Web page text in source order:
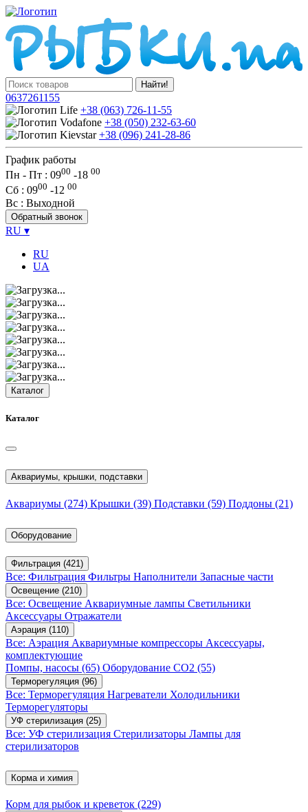
Найти!
0637261155
+38 (063) 726-11-55
+38 (050) 232-63-60
+38 (096) 241-28-86
График работы
Пн - Пт : 0900 -18 00
Сб : 0900 -12 00
Вс : Выходной
Обратный звонок
RU ▾
RU
UA
Каталог
Каталог
Аквариумы, крышки, подставки
Аквариумы (274) Крышки (39) Подставки (59) Поддоны (21)
Оборудование
Фильтрация (421)
Все: Фильтрация Фильтры Наполнители Запасные части
Освещение (210)
Все: Освещение Аквариумные лампы Светильники
Аксессуары Отражатели
Аэрация (110)
Все: Аэрация Аквариумные компрессоры Аксессуары,
комплектующие
Помпы, насосы (65) Оборудование CO2 (55)
Терморегуляция (96)
Все: Терморегуляция Нагреватели Холодильники
Терморегуляторы
УФ стерилизация (25)
Все: УФ стерилизация Стерилизаторы Лампы для
стерилизаторов
Корма и химия
Корм для рыбок и креветок (229)